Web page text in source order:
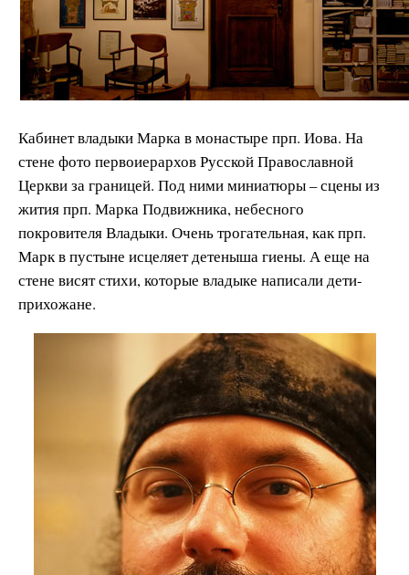
Кабинет владыки Марка в монастыре прп. Иова. На
стене фото первоиерархов Русской Православной
Церкви за границей. Под ними миниатюры – сцены из
жития прп. Марка Подвижника, небесного
покровителя Владыки. Очень трогательная, как прп.
Марк в пустыне исцеляет детеныша гиены. А еще на
стене висят стихи, которые владыке написали дети-
прихожане.